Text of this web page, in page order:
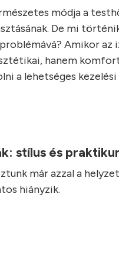
módja a
De mi
Amikor az
hanem
a lehetséges
stílus és
már azzal a
hiányzik.